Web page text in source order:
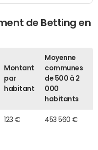
de Betting en
Montant
par
habitant
Moyenne
communes
de 500 à 2
000
habitants
123 € 453 560 €